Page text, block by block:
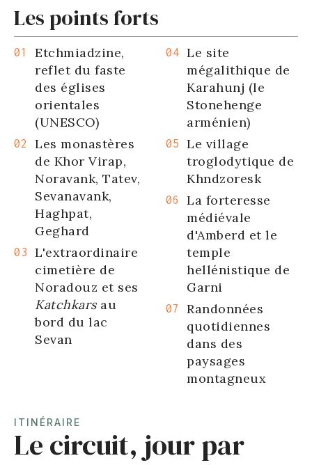
Les points forts
Etchmiadzine,
reflet du faste
des églises
orientales
(UNESCO)
Les monastères
de Khor Virap,
Noravank, Tatev,
Sevanavank,
Haghpat,
Geghard
L'extraordinaire
cimetière de
Noradouz et ses
Katchkarsau
bord du lac
Sevan
Le site
mégalithique de
Karahunj (le
Stonehenge
arménien)
Le village
troglodytique de
Khndzoresk
La forteresse
médiévale
d'Amberd et le
temple
hellénistique de
Garni
Randonnées
quotidiennes
dans des
paysages
montagneux
ITINÉRAIRE
Le circuit, jour par